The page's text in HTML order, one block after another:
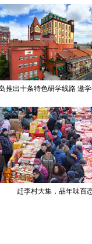
赶李村大集，品年味百